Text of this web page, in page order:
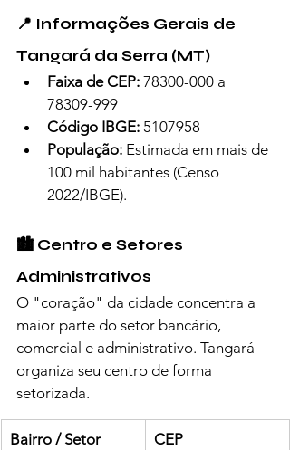
📍 Informações Gerais de
Tangará da Serra (MT)
Faixa de CEP: 78300-000 a
78309-999
Código IBGE: 5107958
População: Estimada em mais de
100 mil habitantes (Censo
2022/IBGE).
🏙️ Centro e Setores
Administrativos
O "coração" da cidade concentra a
maior parte do setor bancário,
comercial e administrativo. Tangará
organiza seu centro de forma
setorizada.
Bairro / Setor CEP